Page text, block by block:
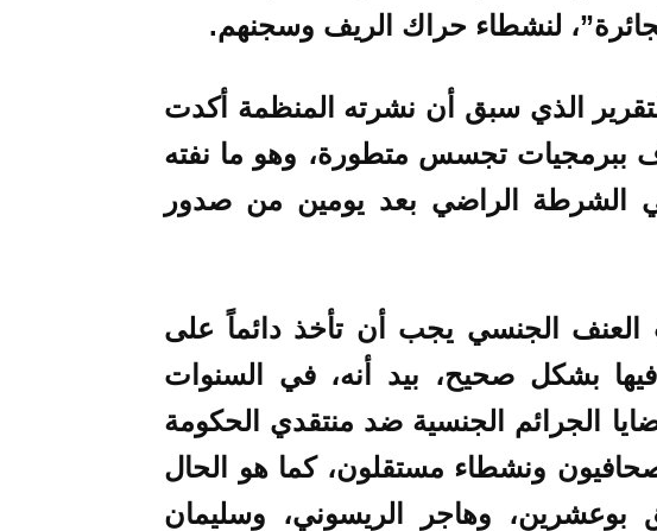
لنشطاء حراك الريف وسجنهم.
الذي سبق أن نشرته المنظمة أكدت
ببرمجيات تجسس متطورة، وهو ما نفته
الشرطة الراضي بعد يومين من صدور
العنف الجنسي يجب أن تأخذ دائماً على
بشكل صحيح، بيد أنه، في السنوات
الجرائم الجنسية ضد منتقدي الحكومة
صحافيون ونشطاء مستقلون، كما هو الحال
وهاجر الريسوني، وسليمان